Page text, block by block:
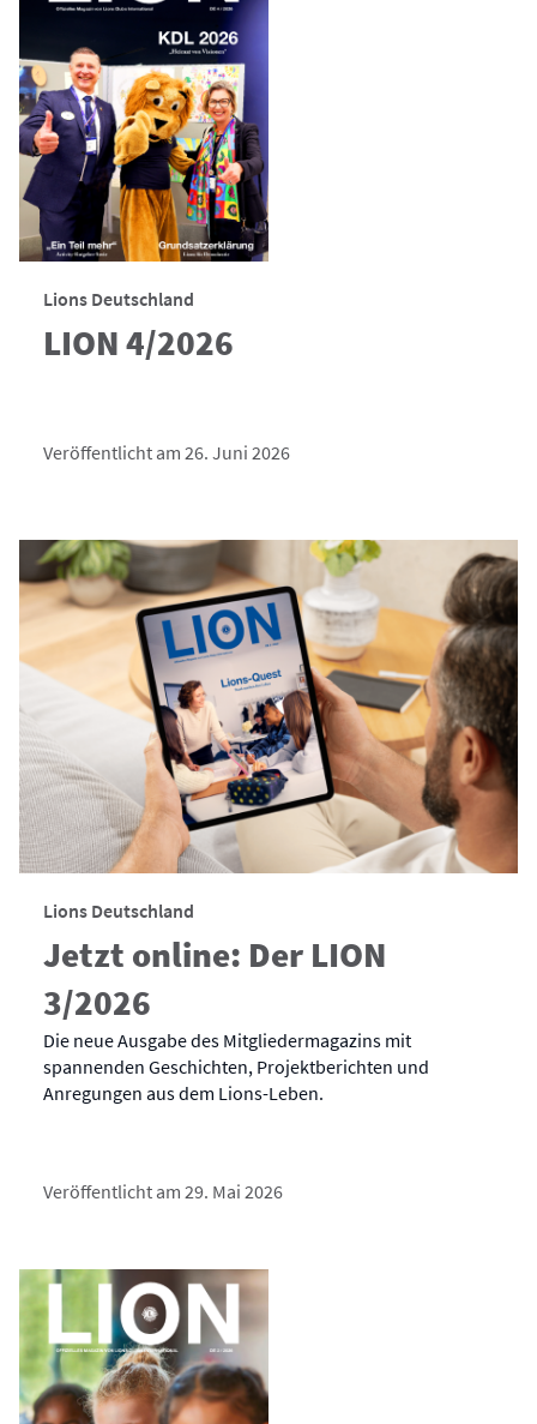
Lions Deutschland
LION 4/2026
Veröffentlicht am 26. Juni 2026
Lions Deutschland
Jetzt online: Der LION
3/2026
Die neue Ausgabe des Mitgliedermagazins mit
spannenden Geschichten, Projektberichten und
Anregungen aus dem Lions-Leben.
Veröffentlicht am 29. Mai 2026